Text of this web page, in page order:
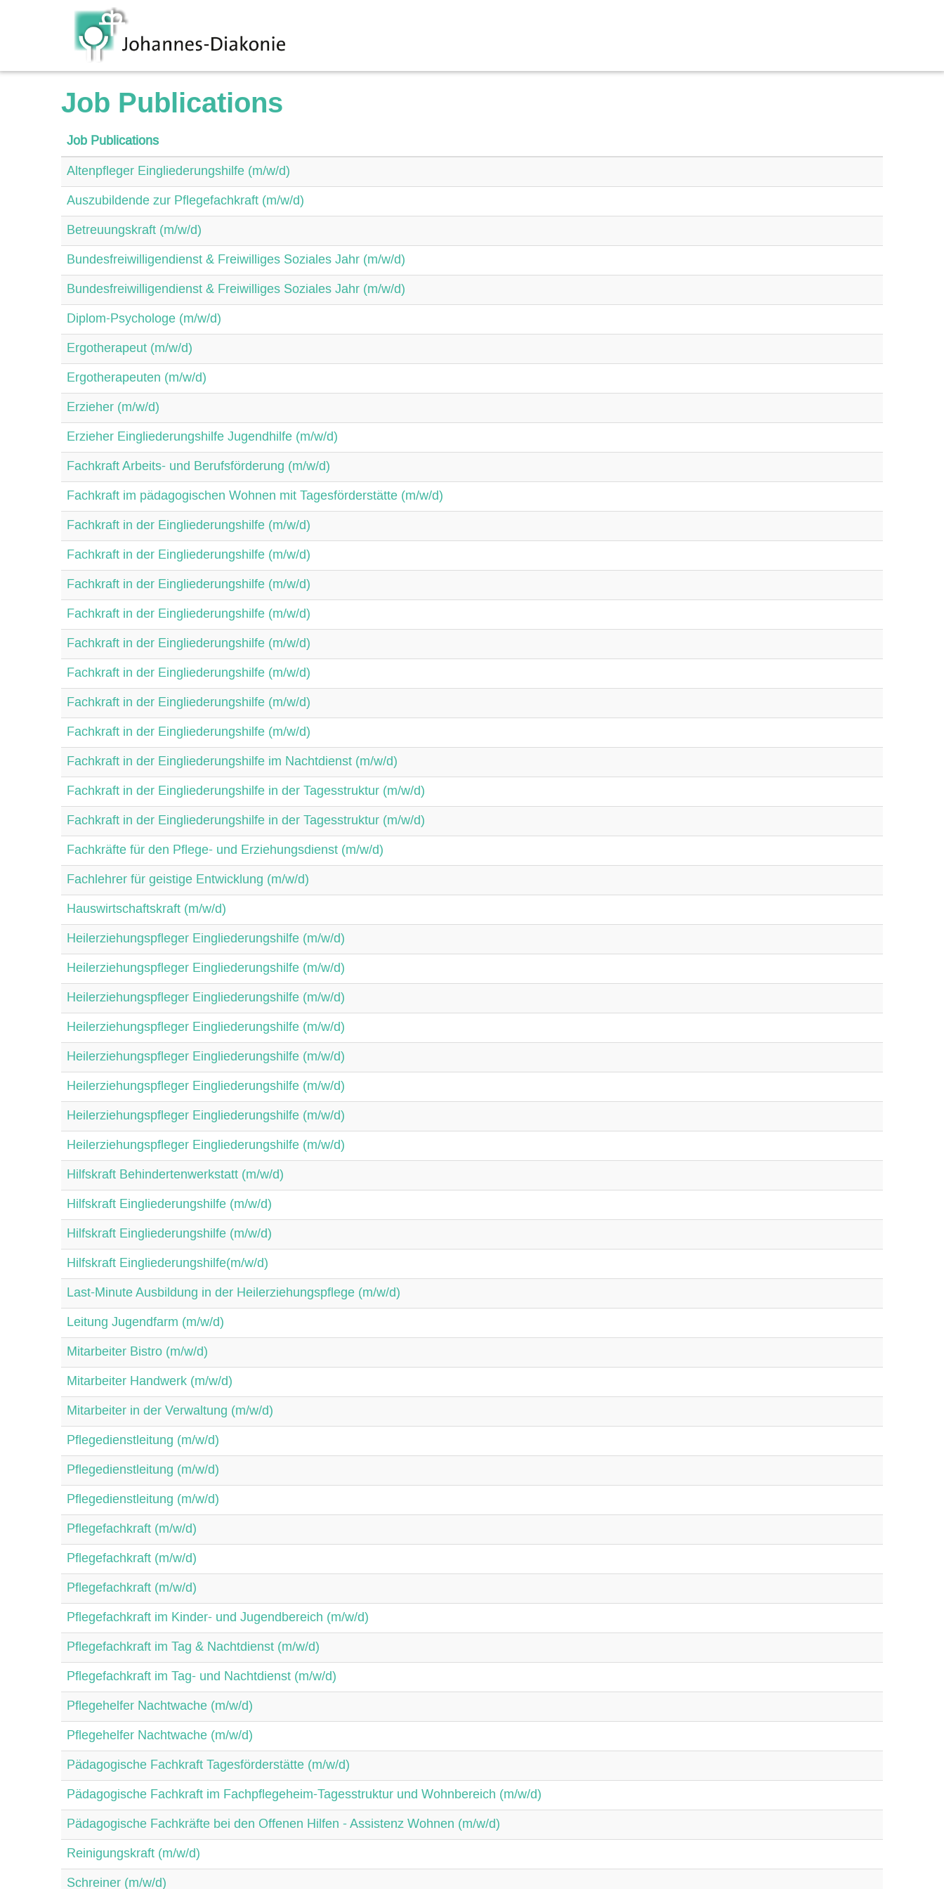
Job Publications
Job Publications
Altenpfleger Eingliederungshilfe (m/w/d)
Auszubildende zur Pflegefachkraft (m/w/d)
Betreuungskraft (m/w/d)
Bundesfreiwilligendienst & Freiwilliges Soziales Jahr (m/w/d)
Bundesfreiwilligendienst & Freiwilliges Soziales Jahr (m/w/d)
Diplom-Psychologe (m/w/d)
Ergotherapeut (m/w/d)
Ergotherapeuten (m/w/d)
Erzieher (m/w/d)
Erzieher Eingliederungshilfe Jugendhilfe (m/w/d)
Fachkraft Arbeits- und Berufsförderung (m/w/d)
Fachkraft im pädagogischen Wohnen mit Tagesförderstätte (m/w/d)
Fachkraft in der Eingliederungshilfe (m/w/d)
Fachkraft in der Eingliederungshilfe (m/w/d)
Fachkraft in der Eingliederungshilfe (m/w/d)
Fachkraft in der Eingliederungshilfe (m/w/d)
Fachkraft in der Eingliederungshilfe (m/w/d)
Fachkraft in der Eingliederungshilfe (m/w/d)
Fachkraft in der Eingliederungshilfe (m/w/d)
Fachkraft in der Eingliederungshilfe (m/w/d)
Fachkraft in der Eingliederungshilfe im Nachtdienst (m/w/d)
Fachkraft in der Eingliederungshilfe in der Tagesstruktur (m/w/d)
Fachkraft in der Eingliederungshilfe in der Tagesstruktur (m/w/d)
Fachkräfte für den Pflege- und Erziehungsdienst (m/w/d)
Fachlehrer für geistige Entwicklung (m/w/d)
Hauswirtschaftskraft (m/w/d)
Heilerziehungspfleger Eingliederungshilfe (m/w/d)
Heilerziehungspfleger Eingliederungshilfe (m/w/d)
Heilerziehungspfleger Eingliederungshilfe (m/w/d)
Heilerziehungspfleger Eingliederungshilfe (m/w/d)
Heilerziehungspfleger Eingliederungshilfe (m/w/d)
Heilerziehungspfleger Eingliederungshilfe (m/w/d)
Heilerziehungspfleger Eingliederungshilfe (m/w/d)
Heilerziehungspfleger Eingliederungshilfe (m/w/d)
Hilfskraft Behindertenwerkstatt (m/w/d)
Hilfskraft Eingliederungshilfe (m/w/d)
Hilfskraft Eingliederungshilfe (m/w/d)
Hilfskraft Eingliederungshilfe(m/w/d)
Last-Minute Ausbildung in der Heilerziehungspflege (m/w/d)
Leitung Jugendfarm (m/w/d)
Mitarbeiter Bistro (m/w/d)
Mitarbeiter Handwerk (m/w/d)
Mitarbeiter in der Verwaltung (m/w/d)
Pflegedienstleitung (m/w/d)
Pflegedienstleitung (m/w/d)
Pflegedienstleitung (m/w/d)
Pflegefachkraft (m/w/d)
Pflegefachkraft (m/w/d)
Pflegefachkraft (m/w/d)
Pflegefachkraft im Kinder- und Jugendbereich (m/w/d)
Pflegefachkraft im Tag & Nachtdienst (m/w/d)
Pflegefachkraft im Tag- und Nachtdienst (m/w/d)
Pflegehelfer Nachtwache (m/w/d)
Pflegehelfer Nachtwache (m/w/d)
Pädagogische Fachkraft Tagesförderstätte (m/w/d)
Pädagogische Fachkraft im Fachpflegeheim-Tagesstruktur und Wohnbereich (m/w/d)
Pädagogische Fachkräfte bei den Offenen Hilfen - Assistenz Wohnen (m/w/d)
Reinigungskraft (m/w/d)
Schreiner (m/w/d)